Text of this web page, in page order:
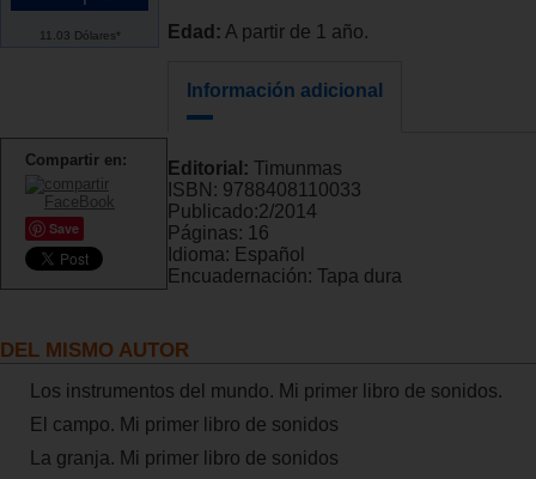
11.03 Dólares*
Compartir en:
Save
Edad: A partir de 1 año.
Información adicional
Editorial: Timunmas
ISBN: 9788408110033
Publicado:2/2014
Páginas: 16
Idioma: Español
Encuadernación: Tapa dura
DEL MISMO AUTOR
Los instrumentos del mundo. Mi primer libro de sonidos.
El campo. Mi primer libro de sonidos
La granja. Mi primer libro de sonidos